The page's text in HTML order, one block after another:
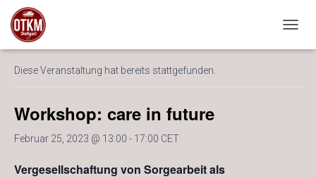
« Alle Veranstaltungen
Diese Veranstaltung hat bereits stattgefunden.
Workshop: care in future
Februar 25, 2023 @ 13:00 - 17:00 CET
Vergesellschaftung von Sorgearbeit als